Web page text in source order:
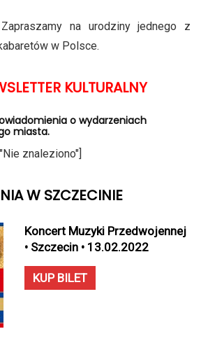
na urodziny jednego z
w Polsce.
KULTURALNY
o wydarzeniach
miasta.
znaleziono"]
W SZCZECINIE
Koncert Muzyki Przedwojennej
• Szczecin • 13.02.2022
KUP BILET